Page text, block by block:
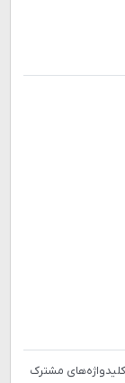
کلیدواژه‌های مشترک